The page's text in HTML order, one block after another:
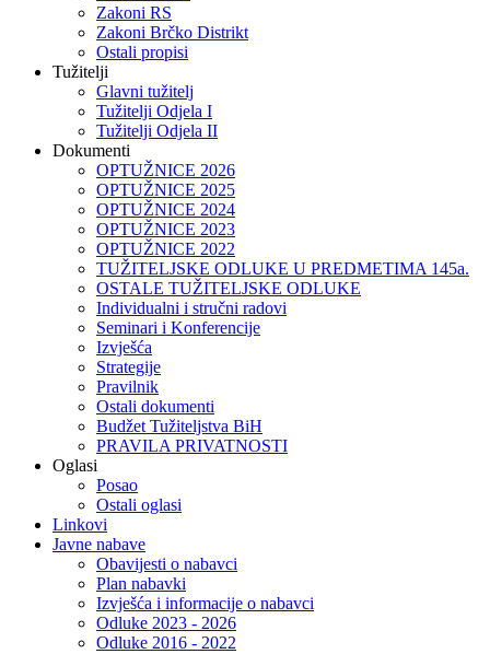
Zakoni RS
Zakoni Brčko Distrikt
Ostali propisi
Tužitelji
Glavni tužitelj
Tužitelji Odjela I
Tužitelji Odjela II
Dokumenti
OPTUŽNICE 2026
OPTUŽNICE 2025
OPTUŽNICE 2024
OPTUŽNICE 2023
OPTUŽNICE 2022
TUŽITELJSKE ODLUKE U PREDMETIMA 145a.
OSTALE TUŽITELJSKE ODLUKE
Individualni i stručni radovi
Seminari i Konferencije
Izvješća
Strategije
Pravilnik
Ostali dokumenti
Budžet Tužiteljstva BiH
PRAVILA PRIVATNOSTI
Oglasi
Posao
Ostali oglasi
Linkovi
Javne nabave
Obavijesti o nabavci
Plan nabavki
Izvješća i informacije o nabavci
Odluke 2023 - 2026
Odluke 2016 - 2022